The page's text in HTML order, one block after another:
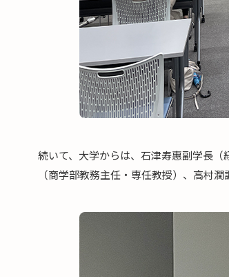
続いて、大学からは、石津寿惠副学長
（商学部教務主任・専任教授）、高村